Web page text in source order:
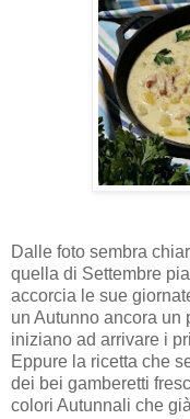
Dalle foto sembra
quella di Settembre
accorcia le sue
un Autunno ancora un
iniziano ad arrivare i
Eppure la ricetta che
dei bei gamberetti
colori Autunnali che